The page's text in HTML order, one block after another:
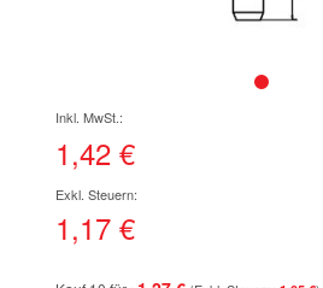
der
Bildgalerie
1,42 €
1,17 €